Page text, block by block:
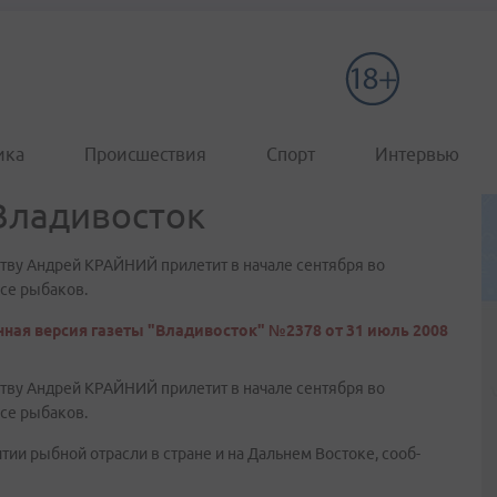
Происшествия Спорт Интервью
Андрей КРАЙНИЙ прилетит в начале сентября во
рыбаков.
версия газеты "Владивосток" №2378 от 31 июль 2008
Андрей КРАЙНИЙ прилетит в начале сентября во
рыбаков.
рыбной отрасли в стране и на Дальнем Востоке, сооб-